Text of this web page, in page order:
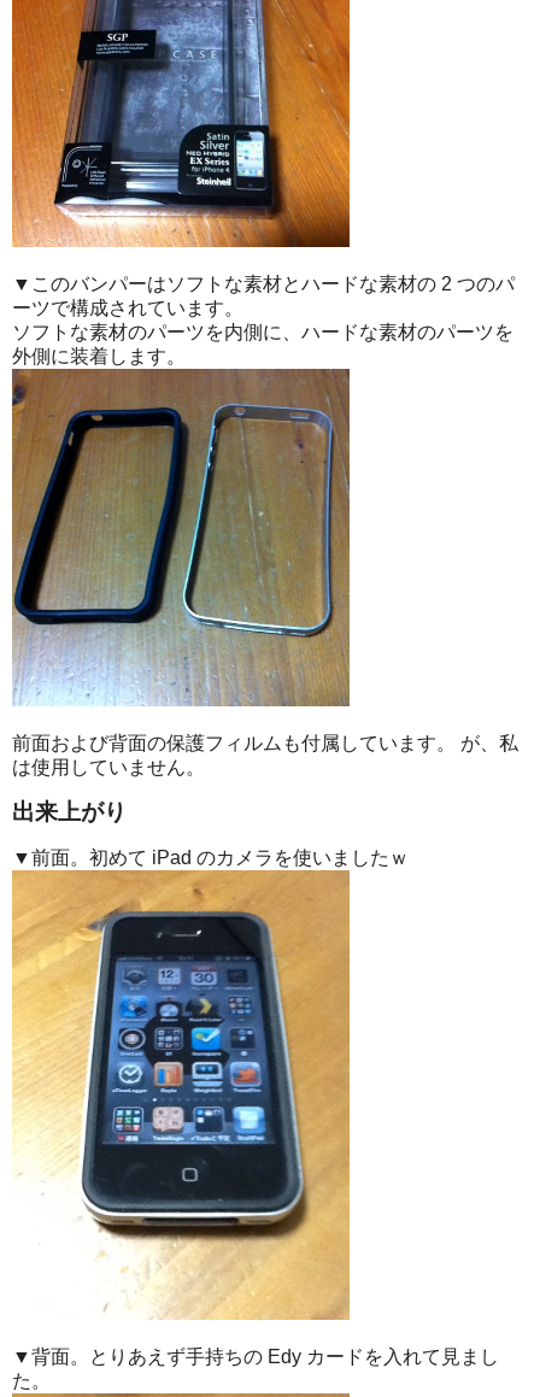
▼このバンパーはソフトな素材とハードな素材の 2 つのパ
ーツで構成されています。
ソフトな素材のパーツを内側に、ハードな素材のパーツを
外側に装着します。
前面および背面の保護フィルムも付属しています。 が、私
は使用していません。
出来上がり
▼前面。初めて iPad のカメラを使いましたｗ
▼背面。とりあえず手持ちの Edy カードを入れて見まし
た。